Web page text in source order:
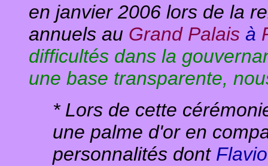
en janvier 2006 lors de la
annuels au Grand Palais à
difficultés dans la
une base transparente,
* Lors de cette
une palme d'or en
personnalités dontFlavio